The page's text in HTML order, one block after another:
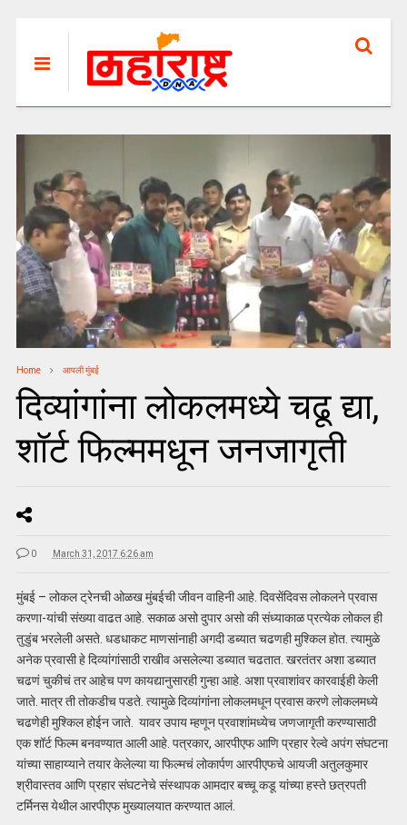
Home आपली मुंबई
दिव्यांगांना लोकलमध्ये चढू द्या,
शॉर्ट फिल्ममधून जनजागृती
0 March 31, 2017 6:26 am
मुंबई – लोकल ट्रेनची ओळख मुंबईची जीवन वाहिनी आहे. दिवसेंदिवस लोकलने प्रवास
करणा-यांची संख्या वाढत आहे. सकाळ असो दुपार असो की संध्याकाळ प्रत्येक लोकल ही
तुडुंब भरलेली असते. धडधाकट माणसांनाही अगदी डब्यात चढणही मुश्किल होत. त्यामुळे
अनेक प्रवासी हे दिव्यांगांसाठी राखीव असलेल्या डब्यात चढतात. खरतंतर अशा डब्यात
चढणं चुकीचं तर आहेच पण कायद्यानुसारही गुन्हा आहे. अशा प्रवाशांवर कारवाईही केली
जाते. मात्र ती तोकडीच पडते. त्यामुळे दिव्यांगांना लोकलमधून प्रवास करणे लोकलमध्ये
चढणेही मुश्किल होईन जाते. यावर उपाय म्हणून प्रवाशांमध्येच जणजागृती करण्यासाठी
एक शॉर्ट फिल्म बनवण्यात आली आहे. पत्रकार, आरपीएफ आणि प्रहार रेल्वे अपंग संघटना
यांच्या साहाय्याने तयार केलेल्या या फिल्मचं लोकार्पण आरपीएफचे आयजी अतुलकुमार
श्रीवास्तव आणि प्रहार संघटनेचे संस्थापक आमदार बच्चू कडू यांच्या हस्ते छत्रपती
टर्मिनस येथील आरपीएफ मुख्यालयात करण्यात आलं.